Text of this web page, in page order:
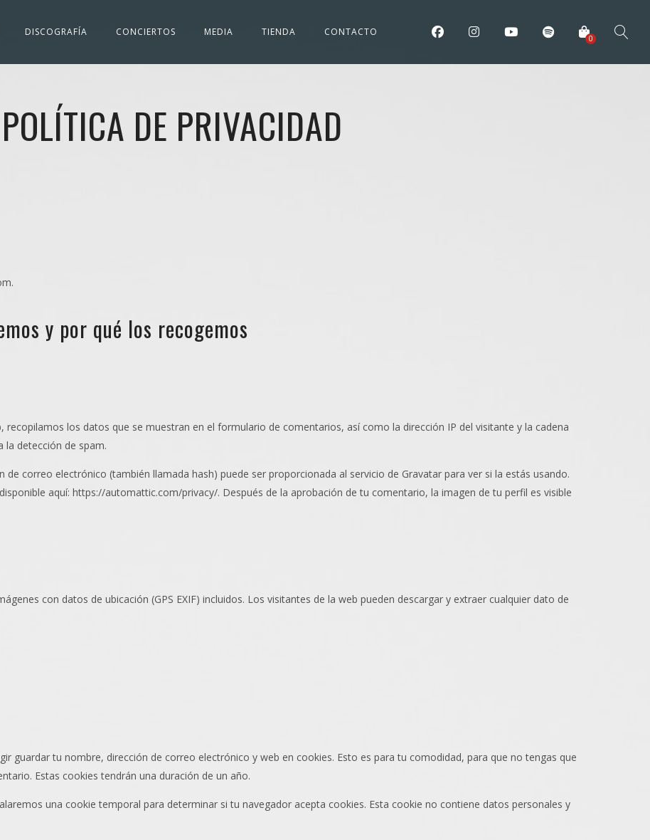
0
DISCOGRAFÍA CONCIERTOS MEDIA TIENDA CONTACTO
POLÍTICA DE PRIVACIDAD
y por qué los recogemos
los datos que se muestran en el formulario de comentarios, así como la dirección IP del visitante y la cadena
la detección de spam.
correo electrónico (también llamada hash) puede ser proporcionada al servicio de Gravatar para ver si la estás usando.
aquí: https://automattic.com/privacy/. Después de la aprobación de tu comentario, la imagen de tu perfil es visible
con datos de ubicación (GPS EXIF) incluidos. Los visitantes de la web pueden descargar y extraer cualquier dato de
guardar tu nombre, dirección de correo electrónico y web en cookies. Esto es para tu comodidad, para que no tengas que
Estas cookies tendrán una duración de un año.
una cookie temporal para determinar si tu navegador acepta cookies. Esta cookie no contiene datos personales y